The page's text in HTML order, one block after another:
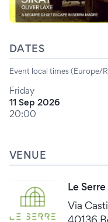
DATES
Event local times (Europe/
Friday
11 Sep 2026
20:00
VENUE
Le
Via
40136